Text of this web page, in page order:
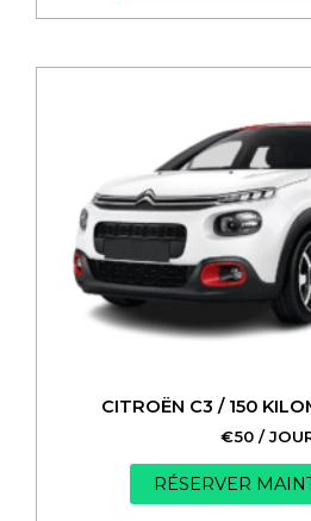
CITROËN C3 / 150
€50/
RÉSERVER